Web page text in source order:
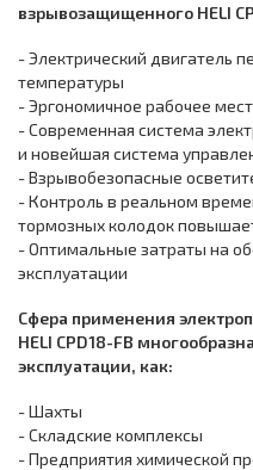
взрывозащищенного HELI
- Электрический двигатель
температуры
- Эргономичное рабочее
- Современная система
и новейшая система
- Взрывобезопасные
- Контроль в реальном
тормозных колодок
- Оптимальные затраты на
эксплуатации
Сфера применения
HELI CPD18-FB
эксплуатации, как:
- Шахты
- Складские комплексы
- Предприятия химической